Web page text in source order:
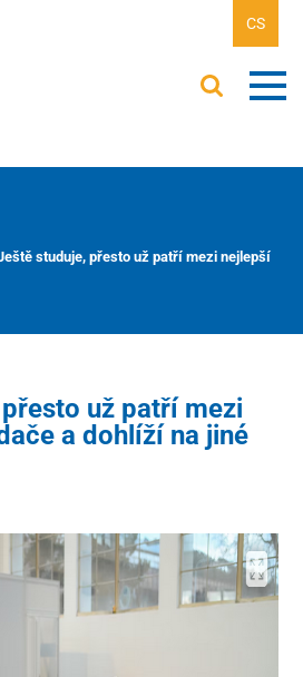
CS
studuje, přesto už patří mezi nejlepší
už patří mezi
a dohlíží na jiné